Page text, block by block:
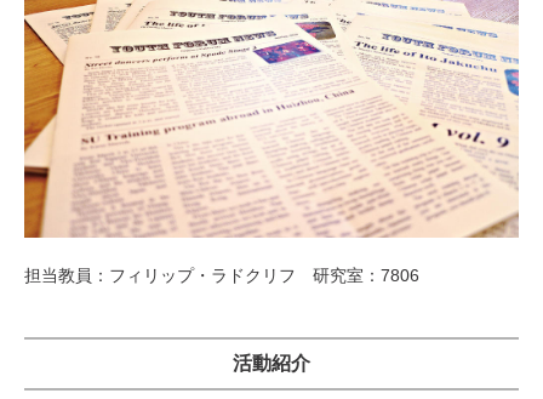
担当教員：フィリップ・ラドクリフ 研究室：7806
活動紹介